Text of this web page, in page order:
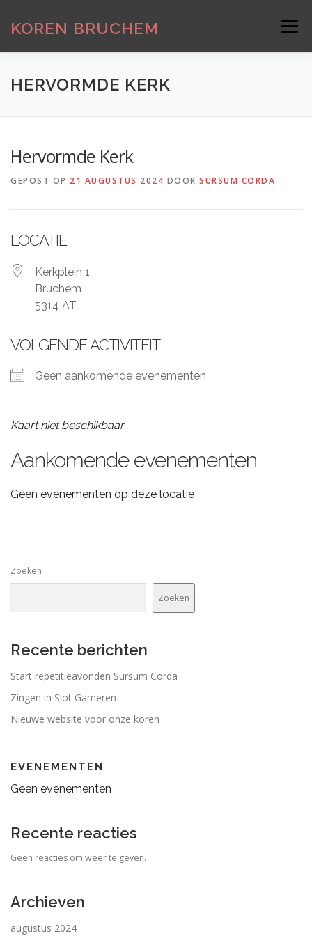
KOREN BRUCHEM Menu
HOME LID WORDEN INFORMATIE
GALERIJ
HERVORMDE KERK
Hervormde Kerk
GEPOST OP 21 AUGUSTUS 2024 DOOR SURSUM CORDA
LOCATIE
Kerkplein 1
Bruchem
5314 AT
VOLGENDE ACTIVITEIT
Geen aankomende evenementen
Kaart niet beschikbaar
Aankomende evenementen
Geen evenementen op deze locatie
Zoeken
Zoeken
Recente berichten
Start repetitieavonden Sursum Corda
Zingen in Slot Gameren
Nieuwe website voor onze koren
EVENEMENTEN
Geen evenementen
Recente reacties
Geen reacties om weer te geven.
Archieven
augustus 2024